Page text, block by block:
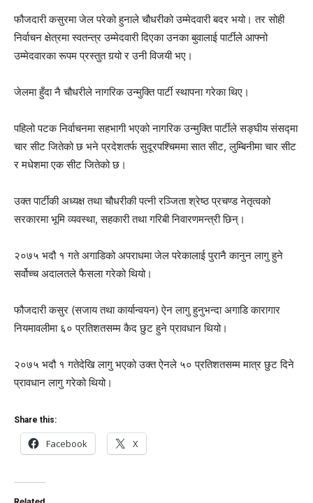
फौजदारी कसुरमा जेल परेको हुनाले चौधरीको उम्मेदवारी बदर भयो। तर सोही
निर्वाचन क्षेत्रमा स्वतन्त्र उम्मेदवारी दिएका उनका बुवालाई पार्टीले आफ्नो
उम्मेदवारका रूपम प्रस्तुत गर्‍यो र उनी विजयी भए।
जेलमा हुँदा नै चौधरीले नागरिक उन्मुक्ति पार्टी स्थापना गरेका थिए।
पहिलो पटक निर्वाचनमा सहभागी भएको नागरिक उन्मुक्ति पार्टीले सङ्घीय संसद्‍मा
चार सीट जितेको छ भने प्रदेशतर्फ सुदूरपश्चिममा सात सीट, लुम्बिनीमा चार सीट
र मधेशमा एक सीट जितेको छ।
उक्त पार्टीकी अध्यक्ष तथा चौधरीकी पत्नी रञ्जिता श्रेष्ठ प्रचण्ड नेतृत्वको
सरकारमा भूमि व्यवस्था, सहकारी तथा गरिबी निवारणमन्त्री छिन्।
२०७५ भदौ १ गते अगाडिको अपराधमा जेल परेकालाई पुरानै कानुन लागु हुने
सर्वोच्च अदालतले फैसला गरेको थियो।
फौजदारी कसुर (सजाय तथा कार्यान्वयन) ऐन लागु हुनुभन्दा अगाडि कारागार
नियमावलीमा ६० प्रतिशतसम्म कैद छुट हुने प्रावधान थियो।
२०७५ भदौ १ गतेदेखि लागु भएको उक्त ऐनले ५० प्रतिशतसम्म मात्र छुट दिने
प्रावधान लागु गरेको थियो।
Share this:
Facebook X